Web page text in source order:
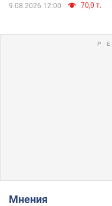
9.08.2026 12:00 70,0 т.
Мнения